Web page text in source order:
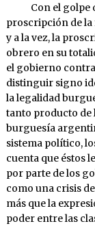
Con el golpe de
proscripción de
y a la vez, la
obrero en su
el gobierno
distinguir signo
la legalidad
tanto producto de
burguesía
sistema político,
cuenta que éstos
por parte de los
como una crisis
más que la
poder entre las